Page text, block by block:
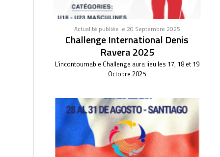
Actualité publiée le 20 Septembre 2025
Challenge International Denis
Ravera 2025
L'incontournable Challenge aura lieu les 17, 18 et 19
Octobre 2025